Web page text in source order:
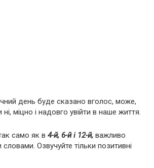
день буде сказано вголос, може,
міцно і надовго увійти в наше життя.
само як в 4-й, 6-й і 12-й, важливо
Озвучуйте тільки позитивні